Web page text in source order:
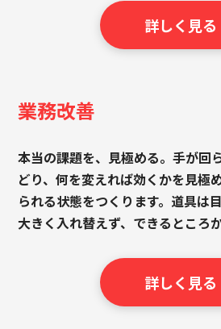
詳しく見る
業務改善
本当の課題を、見極める。手が回
どり、何を変えれば効くかを見極
られる状態をつくります。道具は
大きく入れ替えず、できるところ
詳しく見る